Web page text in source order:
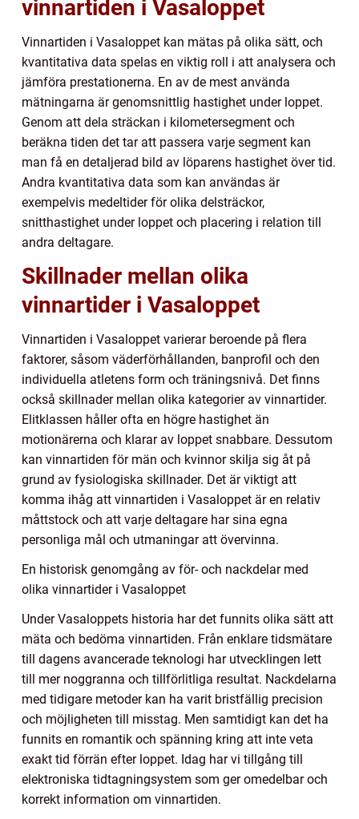
vinnartiden i Vasaloppet
Vinnartiden i Vasaloppet kan mätas på olika sätt, och
kvantitativa data spelas en viktig roll i att analysera och
jämföra prestationerna. En av de mest använda
mätningarna är genomsnittlig hastighet under loppet.
Genom att dela sträckan i kilometersegment och
beräkna tiden det tar att passera varje segment kan
man få en detaljerad bild av löparens hastighet över tid.
Andra kvantitativa data som kan användas är
exempelvis medeltider för olika delsträckor,
snitthastighet under loppet och placering i relation till
andra deltagare.
Skillnader mellan olika
vinnartider i Vasaloppet
Vinnartiden i Vasaloppet varierar beroende på flera
faktorer, såsom väderförhållanden, banprofil och den
individuella atletens form och träningsnivå. Det finns
också skillnader mellan olika kategorier av vinnartider.
Elitklassen håller ofta en högre hastighet än
motionärerna och klarar av loppet snabbare. Dessutom
kan vinnartiden för män och kvinnor skilja sig åt på
grund av fysiologiska skillnader. Det är viktigt att
komma ihåg att vinnartiden i Vasaloppet är en relativ
måttstock och att varje deltagare har sina egna
personliga mål och utmaningar att övervinna.
En historisk genomgång av för- och nackdelar med
olika vinnartider i Vasaloppet
Under Vasaloppets historia har det funnits olika sätt att
mäta och bedöma vinnartiden. Från enklare tidsmätare
till dagens avancerade teknologi har utvecklingen lett
till mer noggranna och tillförlitliga resultat. Nackdelarna
med tidigare metoder kan ha varit bristfällig precision
och möjligheten till misstag. Men samtidigt kan det ha
funnits en romantik och spänning kring att inte veta
exakt tid förrän efter loppet. Idag har vi tillgång till
elektroniska tidtagningsystem som ger omedelbar och
korrekt information om vinnartiden.